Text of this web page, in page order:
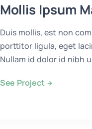
Mollis Ipsum
Duis mollis, est non
porttitor ligula, eget
Nullam id dolor id nibh
See Project